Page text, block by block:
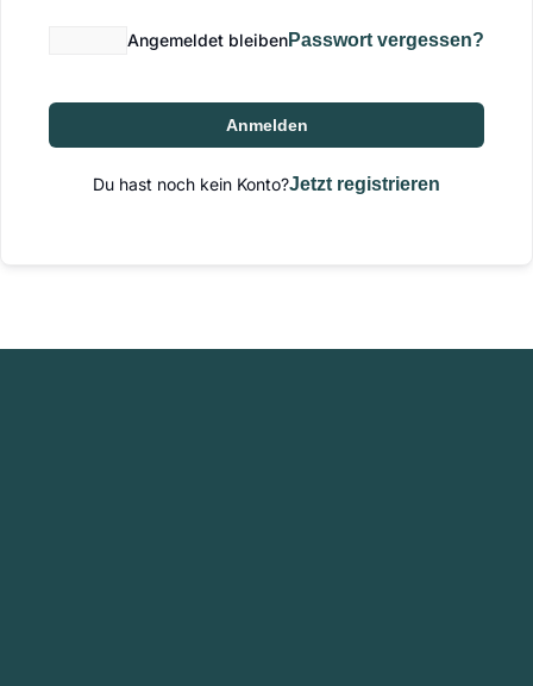
Angemeldet bleibenPasswort vergessen?
Anmelden
Du hast noch kein Konto?Jetzt registrieren